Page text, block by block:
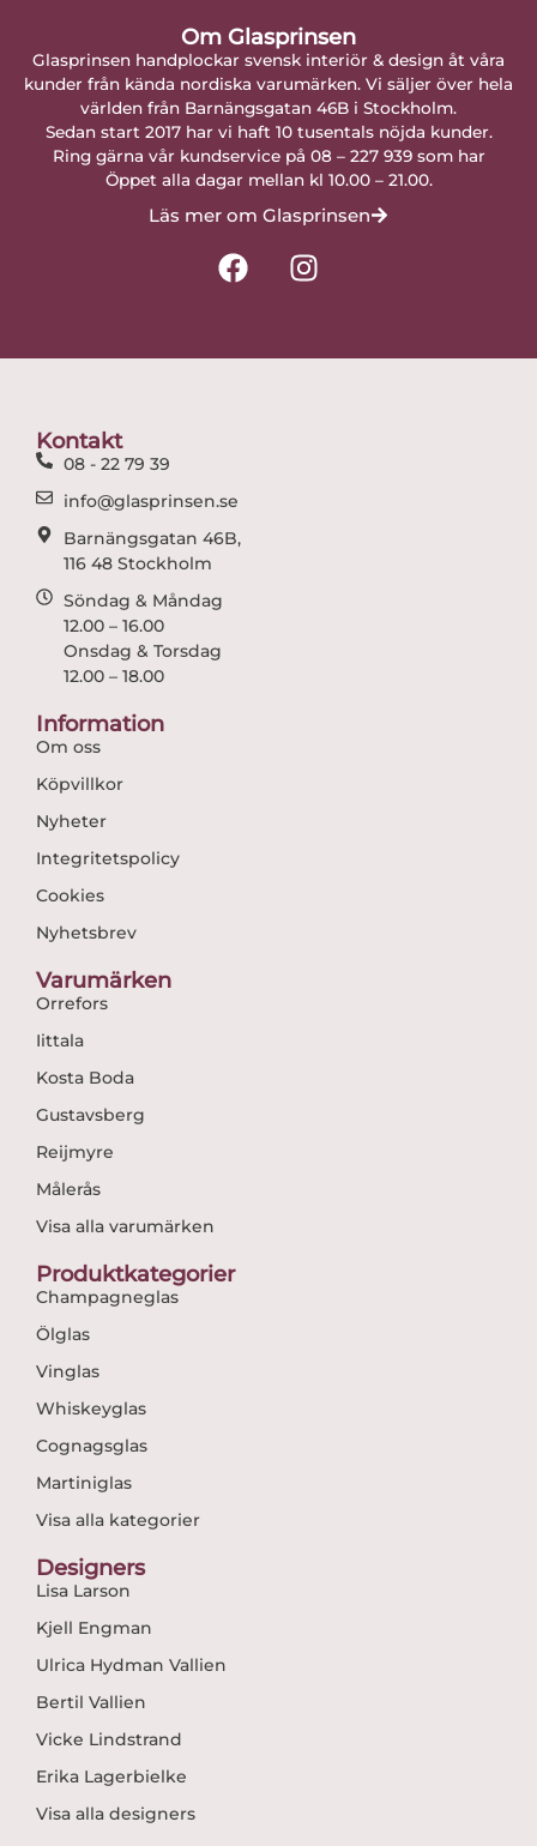
Om Glasprinsen
Glasprinsen handplockar svensk interiör & design åt våra
kunder från kända nordiska varumärken. Vi säljer över hela
världen från Barnängsgatan 46B i Stockholm.
Sedan start 2017 har vi haft 10 tusentals nöjda kunder.
Ring gärna vår kundservice på 08 – 227 939 som har
Öppet alla dagar mellan kl 10.00 – 21.00.
Läs mer om Glasprinsen
F
a
I
n
Kontakt
08 - 22 79 39
info@glasprinsen.se
Barnängsgatan 46B,
116 48 Stockholm
Söndag & Måndag
12.00 – 16.00
Onsdag & Torsdag
12.00 – 18.00
Information
Om oss
Köpvillkor
Nyheter
Integritetspolicy
Cookies
Nyhetsbrev
Varumärken
Orrefors
Iittala
Kosta Boda
Gustavsberg
Reijmyre
Målerås
Visa alla varumärken
Produktkategorier
Champagneglas
Ölglas
Vinglas
Whiskeyglas
Cognagsglas
Martiniglas
Visa alla kategorier
Designers
Lisa Larson
Kjell Engman
Ulrica Hydman Vallien
Bertil Vallien
Vicke Lindstrand
Erika Lagerbielke
Visa alla designers